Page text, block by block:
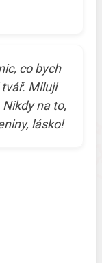
co bych
Miluji
na to,
lásko!